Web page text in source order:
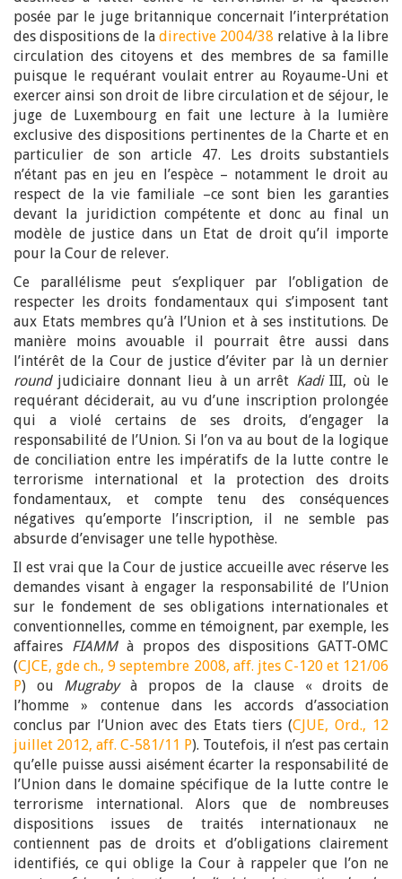
posée par le juge britannique concernait l’interprétation
des dispositions de la directive 2004/38 relative à la libre
circulation des citoyens et des membres de sa famille
puisque le requérant voulait entrer au Royaume-Uni et
exercer ainsi son droit de libre circulation et de séjour, le
juge de Luxembourg en fait une lecture à la lumière
exclusive des dispositions pertinentes de la Charte et en
particulier de son article 47. Les droits substantiels
n’étant pas en jeu en l’espèce – notamment le droit au
respect de la vie familiale –ce sont bien les garanties
devant la juridiction compétente et donc au final un
modèle de justice dans un Etat de droit qu’il importe
pour la Cour de relever.
Ce parallélisme peut s’expliquer par l’obligation de
respecter les droits fondamentaux qui s’imposent tant
aux Etats membres qu’à l’Union et à ses institutions. De
manière moins avouable il pourrait être aussi dans
l’intérêt de la Cour de justice d’éviter par là un dernier
roundjudiciaire donnant lieu à un arrêt KadiIII, où le
requérant déciderait, au vu d’une inscription prolongée
qui a violé certains de ses droits, d’engager la
responsabilité de l’Union. Si l’on va au bout de la logique
de conciliation entre les impératifs de la lutte contre le
terrorisme international et la protection des droits
fondamentaux, et compte tenu des conséquences
négatives qu’emporte l’inscription, il ne semble pas
absurde d’envisager une telle hypothèse.
Il est vrai que la Cour de justice accueille avec réserve les
demandes visant à engager la responsabilité de l’Union
sur le fondement de ses obligations internationales et
conventionnelles, comme en témoignent, par exemple, les
affaires FIAMMà propos des dispositions GATT-OMC
(CJCE, gde ch., 9 septembre 2008, aff. jtes C-120 et 121/06
P) ou Mugrabyà propos de la clause « droits de
l’homme » contenue dans les accords d’association
conclus par l’Union avec des Etats tiers (CJUE, Ord., 12
juillet 2012, aff. C-581/11 P). Toutefois, il n’est pas certain
qu’elle puisse aussi aisément écarter la responsabilité de
l’Union dans le domaine spécifique de la lutte contre le
terrorisme international. Alors que de nombreuses
dispositions issues de traités internationaux ne
contiennent pas de droits et d’obligations clairement
identifiés, ce qui oblige la Cour à rappeler que l’on ne